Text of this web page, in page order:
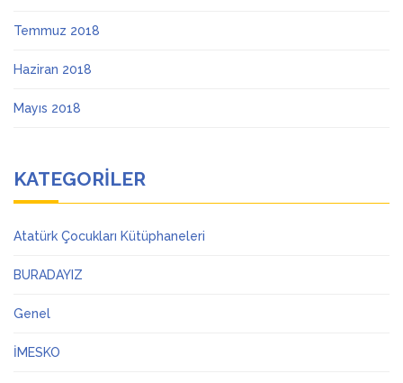
Temmuz 2018
Haziran 2018
Mayıs 2018
KATEGORILER
Atatürk Çocukları Kütüphaneleri
BURADAYIZ
Genel
İMESKO